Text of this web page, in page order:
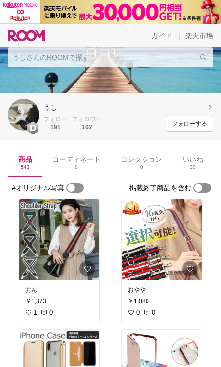
ガイド 楽天市場
うし
フォロー
191
フォロワー
102
フォローする
商品
543
コーディネート
0
コレクション
0
いいね
30
#オリジナル写真 掲載終了商品を含む
おん
￥1,373
1 0
おやや
￥1,080
0 0